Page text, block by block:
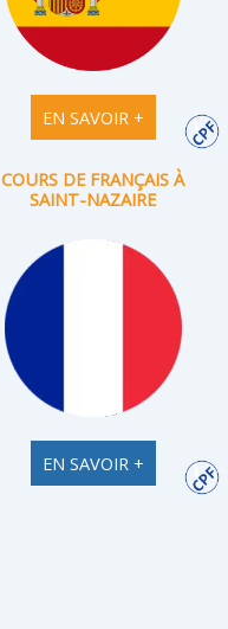
EN SAVOIR +
COURS DE FRANÇAIS À
SAINT-NAZAIRE
EN SAVOIR +